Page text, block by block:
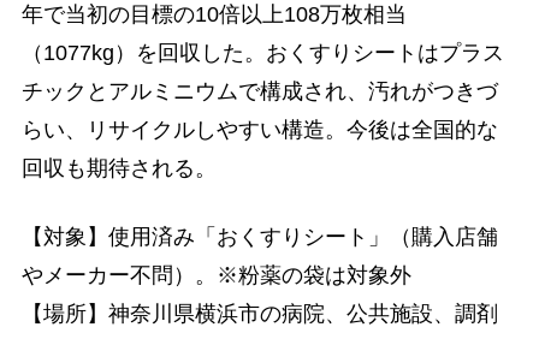
年で当初の目標の10倍以上108万枚相当
（1077kg）を回収した。おくすりシートはプラス
チックとアルミニウムで構成され、汚れがつきづ
らい、リサイクルしやすい構造。今後は全国的な
回収も期待される。
【対象】使用済み「おくすりシート」（購入店舗
やメーカー不問）。※粉薬の袋は対象外
【場所】神奈川県横浜市の病院、公共施設、調剤